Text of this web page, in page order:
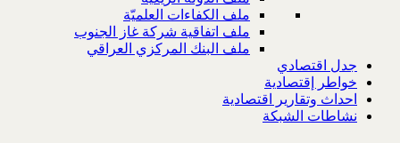
ملف الكفاءات العلميّة
ملف اتفاقية شركة غاز الجنوب
ملف البنك المركزي العراقي
جدل اقتصادي
خواطر إقتصادية
احداث وتقارير اقتصادية
نشاطات الشبكة